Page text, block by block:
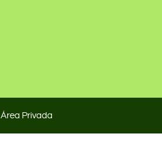
Área Privada